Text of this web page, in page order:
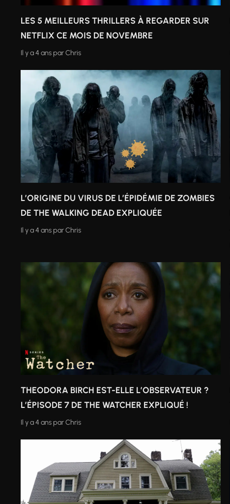
LES 5 MEILLEURS THRILLERS À REGARDER SUR
NETFLIX CE MOIS DE NOVEMBRE
Il y a 4 ans parChris
L’ORIGINE DU VIRUS DE L’ÉPIDÉMIE DE ZOMBIES
DE THE WALKING DEAD EXPLIQUÉE
Il y a 4 ans parChris
THEODORA BIRCH EST-ELLE L’OBSERVATEUR ?
L’ÉPISODE 7 DE THE WATCHER EXPLIQUÉ !
Il y a 4 ans parChris